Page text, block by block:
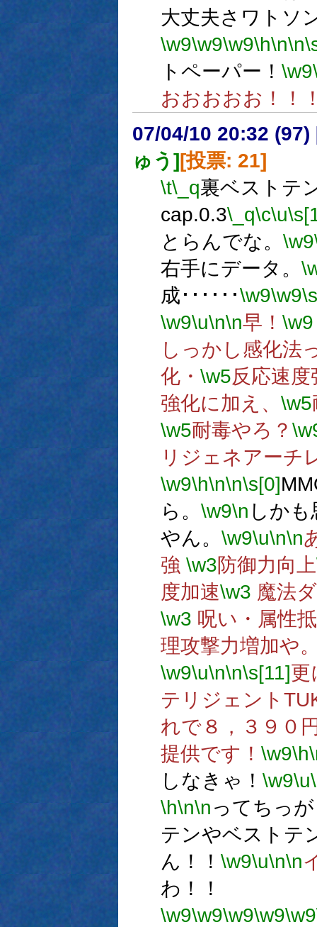
大丈夫さワトソ
\w9\w9\w9\h\n\n
トペーパー！ \w9
おおおおお！！
07/04/10 20:32 (97)
ゅう][投票: 21]
\t\_q裏ベストテ
cap.0.3\_q\c\u
とらんでな。 \w9
右手にデータ。
成･･････\w9\w9
\w9\u\n\n早！ \w9
しっかし感化法
化・ \w5反応速度
強化に加え、 \w5
\w5耐毒やろ？
リジェネアーチ
\w9\h\n\n\s[0]
ら。 \w9\n しか
やん。 \w9\u\n\n
強 \w3防御力向上
度加速\w3 魔法
\w3 呪い・属性
理攻撃力増加や
\w9\u\n\n\s[11]更
テリジェント
れで８，３９０
提供です！ \w9\h
しなきゃ！ \w9\u
\h\n\nってちっ
テンやベストテ
ん！！ \w9\u\n\n
わ！！
\w9\w9\w9\w9\w9